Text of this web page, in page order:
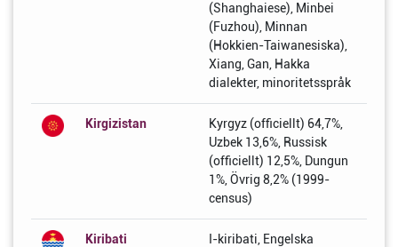
(Shanghaiese), Minbei
(Fuzhou), Minnan
(Hokkien-Taiwanesiska),
Xiang, Gan, Hakka
dialekter, minoritetsspråk
Kirgizistan
Kyrgyz (officiellt) 64,7%,
Uzbek 13,6%, Russisk
(officiellt) 12,5%, Dungun
1%, Övrig 8,2% (1999-
census)
Kiribati
I-kiribati, Engelska